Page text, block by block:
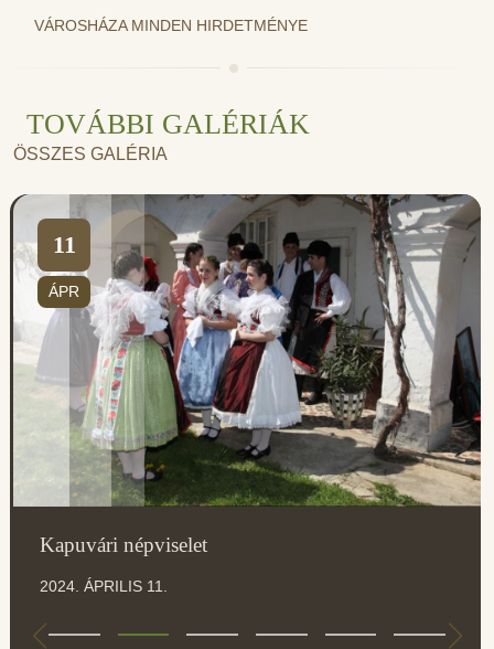
VÁROSHÁZA MINDEN HIRDETMÉNYE
TOVÁBBI GALÉRIÁK
ÖSSZES GALÉRIA
11
ÁPR
Kapuvári népviselet
2024. ÁPRILIS 11.